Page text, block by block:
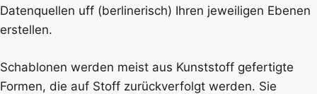
Datenquellen uff (berlinerisch) Ihren jeweiligen Ebenen
erstellen.
Schablonen werden meist aus Kunststoff gefertigte
Formen, die auf Stoff zurückverfolgt werden. Sie